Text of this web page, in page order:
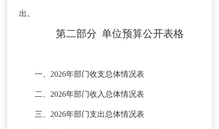
出。
第二部分 单位预算公开表格
一、 2026年部门收支总体情况表
二、 2026年部门收入总体情况表
三、 2026年部门支出总体情况表